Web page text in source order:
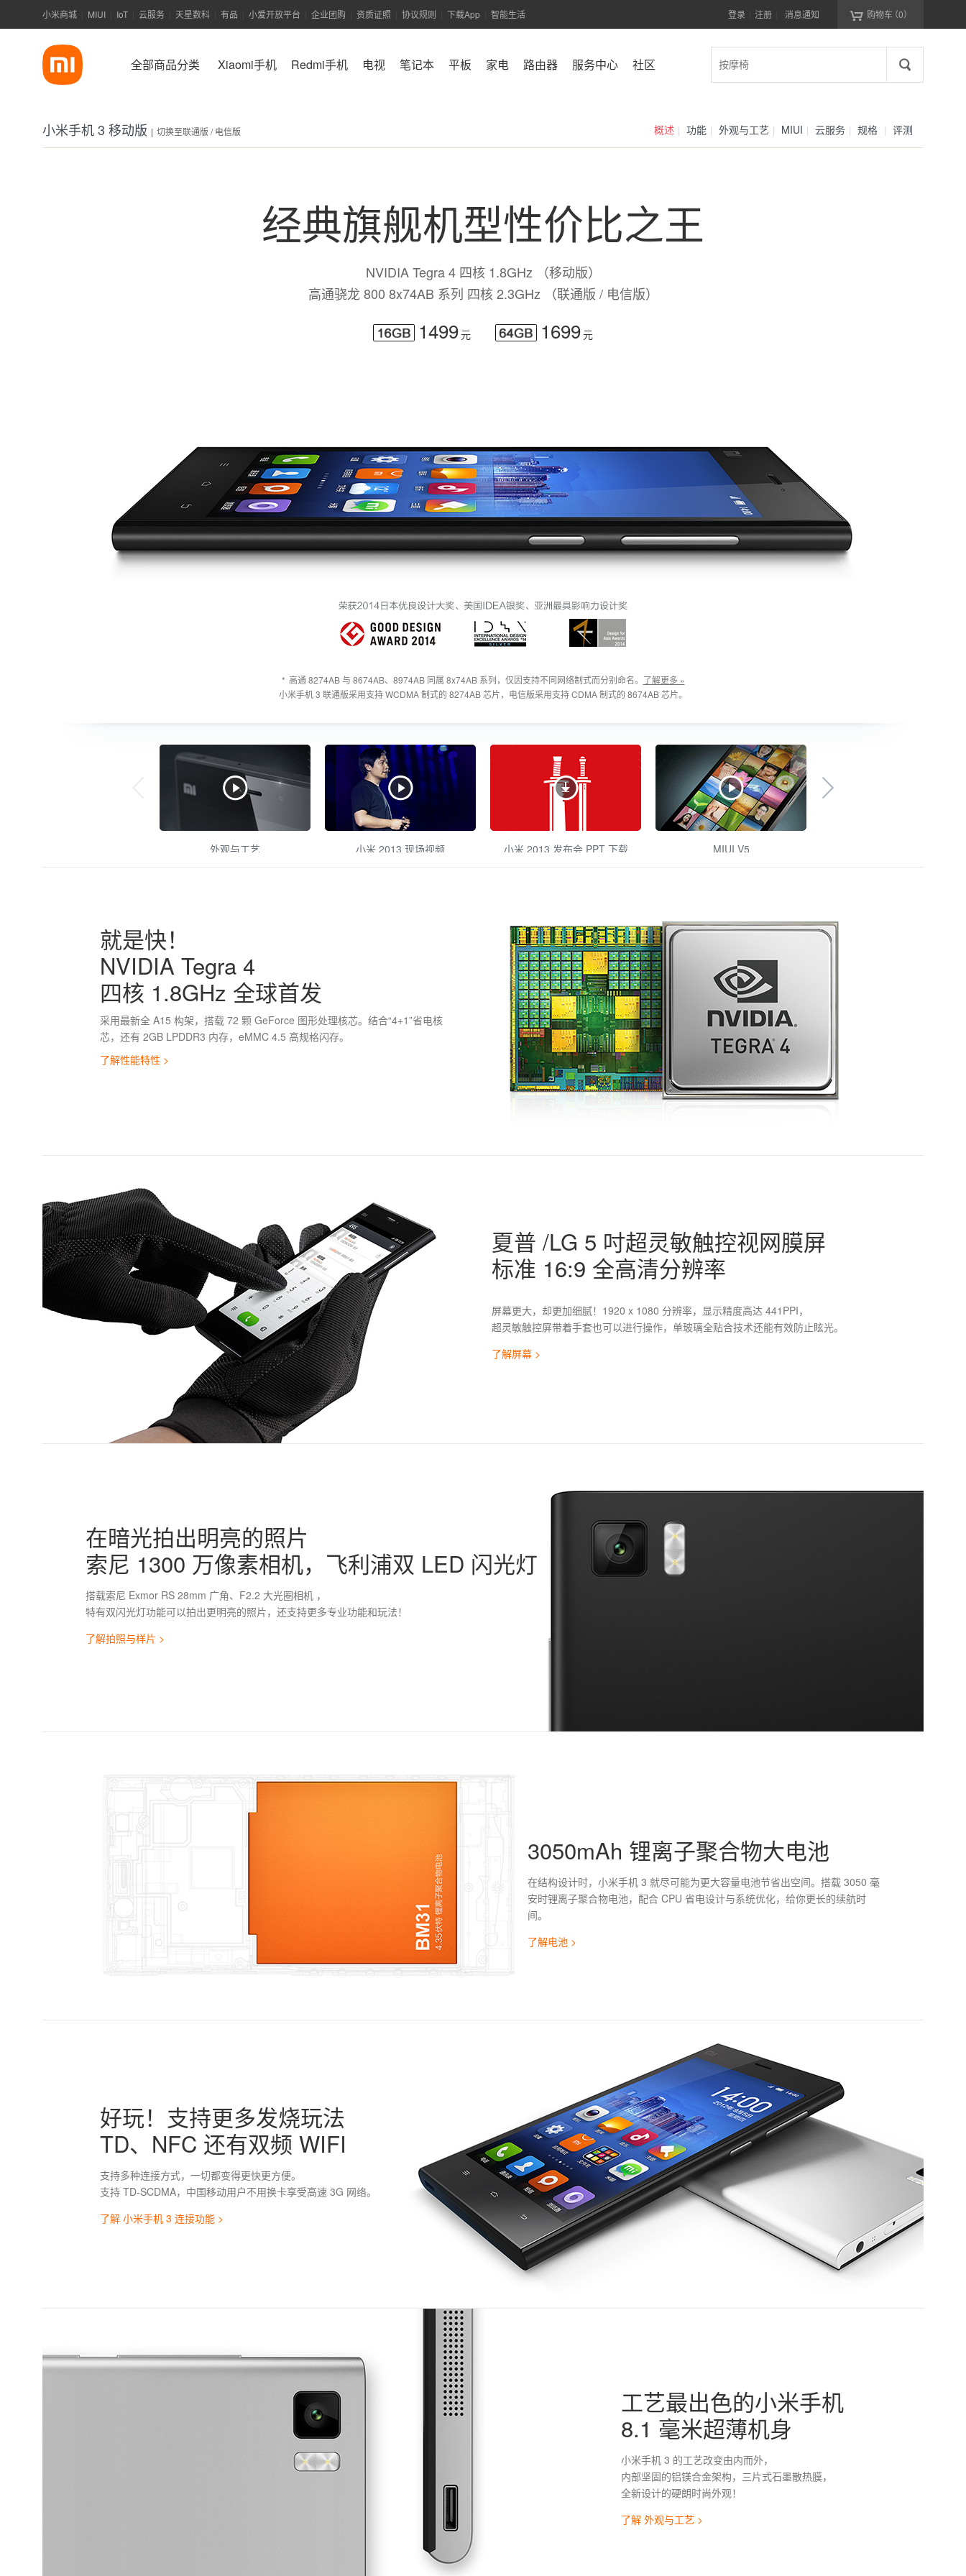
小米商城 MIUI IoT 云服务 天星数科 有品 小爱开放平台 企业团购 资质证照 协议规则 下载App 智能生活  购物车（0）
登录 注册 消息通知
全部商品分类 Xiaomi手机 Redmi手机 电视 笔记本 平板 家电 路由器 服务中心 社区
小米手机 3 移动版 切换至联通版 / 电信版 概述 | 功能 | 外观与工艺 | MIUI | 云服务 | 规格 | 评测
经典旗舰机型性价比之王
NVIDIA Tegra 4 四核 1.8GHz （移动版）
高通骁龙 800 8x74AB 系列 四核 2.3GHz （联通版 / 电信版）
1499元 1699元
* 高通 8274AB 与 8674AB、8974AB 同属 8x74AB 系列，仅因支持不同网络制式而分别命名。 了解更多 »
小米手机 3 联通版采用支持 WCDMA 制式的 8274AB 芯片，电信版采用支持 CDMA 制式的 8674AB 芯片。
外观与工艺 小米 2013 现场视频 小米 2013 发布会 PPT 下载 MIUI V5
就是快！
NVIDIA Tegra 4
四核 1.8GHz 全球首发
采用最新全 A15 构架，搭载 72 颗 GeForce 图形处理核芯。结合“4+1”省电核
芯，还有 2GB LPDDR3 内存，eMMC 4.5 高规格闪存。
了解性能特性 >
夏普 /LG 5 吋超灵敏触控视网膜屏
标准 16:9 全高清分辨率
屏幕更大，却更加细腻！1920 x 1080 分辨率，显示精度高达 441PPI，
超灵敏触控屏带着手套也可以进行操作，单玻璃全贴合技术还能有效防止眩光。
了解屏幕 >
在暗光拍出明亮的照片
索尼 1300 万像素相机，飞利浦双 LED 闪光灯
搭载索尼 Exmor RS 28mm 广角、F2.2 大光圈相机 ，
特有双闪光灯功能可以拍出更明亮的照片，还支持更多专业功能和玩法！
了解拍照与样片 >
3050mAh 锂离子聚合物大电池
在结构设计时，小米手机 3 就尽可能为更大容量电池节省出空间。搭载 3050 毫
安时锂离子聚合物电池，配合 CPU 省电设计与系统优化，给你更长的续航时
间。
了解电池 >
好玩！支持更多发烧玩法
TD、NFC 还有双频 WIFI
支持多种连接方式，一切都变得更快更方便。
支持 TD-SCDMA，中国移动用户不用换卡享受高速 3G 网络。
了解 小米手机 3 连接功能 >
工艺最出色的小米手机
8.1 毫米超薄机身
小米手机 3 的工艺改变由内而外，
内部坚固的铝镁合金架构，三片式石墨散热膜，
全新设计的硬朗时尚外观！
了解 外观与工艺 >